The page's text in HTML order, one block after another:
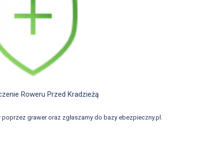
Szybki podgląd
Roweru Przed Kradzieżą
grawer oraz zgłaszamy do bazy ebezpieczny.pl.